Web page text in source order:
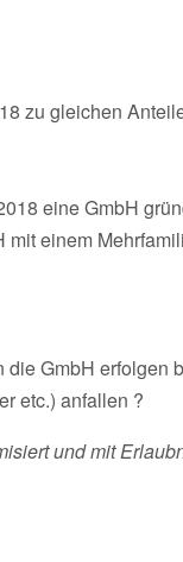
zu gleichen
eine GmbH
einem
GmbH erfolgen
etc.) anfallen ?
und mit